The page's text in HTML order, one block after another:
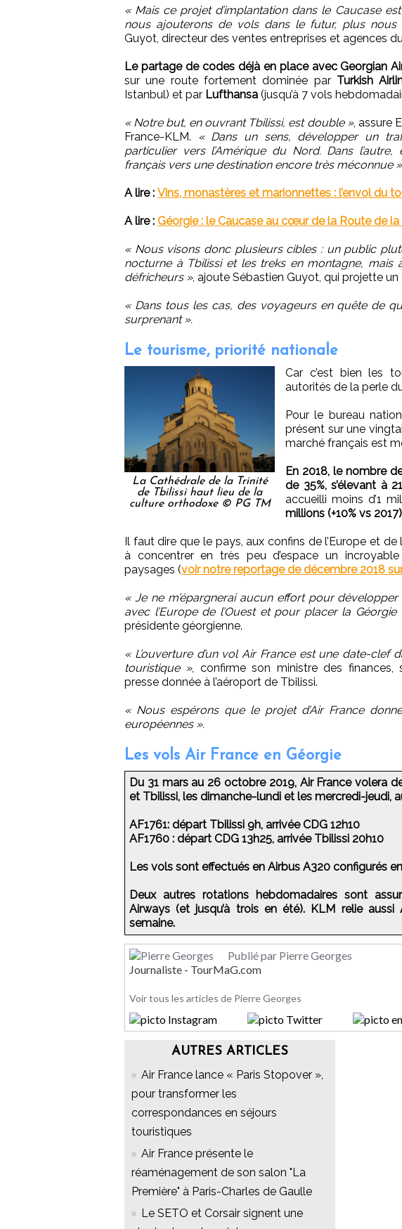
« Mais ce projet d’implantation dans le Caucase
nous ajouterons de vols dans le futur, plus nous
Guyot, directeur des ventes entreprises et agences
Le partage de codes déjà en place avec Georgian
sur une route fortement dominée par Turkish
Istanbul) et par Lufthansa (jusqu’à 7 vols
« Notre but, en ouvrant Tbilissi, est double », assure
France-KLM. « Dans un sens, développer un
particulier vers l’Amérique du Nord. Dans
français vers une destination encore très méconnue
A lire : Vins, monastères et marionnettes : l’envol du
A lire : Géorgie : le Caucase au cœur de la Route de la
« Nous visons donc plusieurs cibles : un public
nocturne à Tbilissi et les treks en montagne, mais
défricheurs », ajoute Sébastien Guyot, qui projette un
« Dans tous les cas, des voyageurs en quête de
surprenant ».
Le tourisme, priorité nationale
La Cathédrale de la Trinité
de Tbilissi haut lieu de la
culture orthodoxe © PG TM
Car c’est bien les
autorités de la perle
Pour le bureau
présent sur une
marché français est
En 2018, le nombre
de 35%, s’élevant à
accueilli moins d’1
millions (+10% vs
Il faut dire que le pays, aux confins de l’Europe et
à concentrer en très peu d’espace un
paysages (voir notre reportage de décembre 2018
« Je ne m’épargnerai aucun effort pour
avec l’Europe de l’Ouest et pour placer la
présidente géorgienne.
« L’ouverture d’un vol Air France est une date-clef
touristique », confirme son ministre des finances,
presse donnée à l’aéroport de Tbilissi.
« Nous espérons que le projet d’Air France
européennes ».
Les vols Air France en Géorgie
Du 31 mars au 26 octobre 2019, Air France volera
et Tbilissi, les dimanche-lundi et les mercredi-jeudi,
AF1761: départ Tbilissi 9h, arrivée CDG 12h10
AF1760 : départ CDG 13h25, arrivée Tbilissi 20h10
Les vols sont effectués en Airbus A320 configurés
Deux autres rotations hebdomadaires sont
Airways (et jusqu’à trois en été). KLM relie
semaine.
Publié par Pierre Georges
Journaliste - TourMaG.com
Voir tous les articles de Pierre Georges
AUTRES ARTICLES
Air France lance « Paris Stopover »,
pour transformer les
correspondances en séjours
touristiques
Air France présente le
réaménagement de son salon "La
Première" à Paris-Charles de Gaulle
Le SETO et Corsair signent une